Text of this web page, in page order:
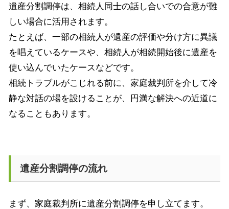
遺産分割調停は、相続人同士の話し合いでの合意が難
しい場合に活用されます。
たとえば、一部の相続人が遺産の評価や分け方に異議
を唱えているケースや、相続人が相続開始後に遺産を
使い込んでいたケースなどです。
相続トラブルがこじれる前に、家庭裁判所を介して冷
静な対話の場を設けることが、円満な解決への近道に
なることもあります。
遺産分割調停の流れ
まず、家庭裁判所に遺産分割調停を申し立てます。